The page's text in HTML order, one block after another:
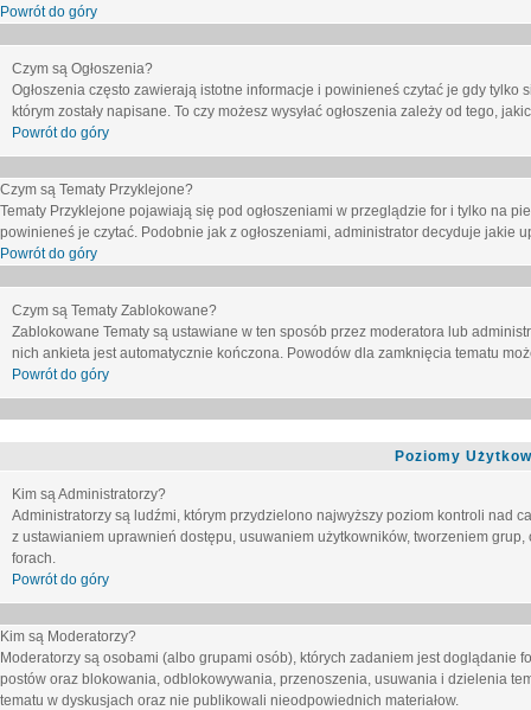
Powrót do góry
Czym są Ogłoszenia?
Ogłoszenia często zawierają istotne informacje i powinieneś czytać je gdy
którym zostały napisane. To czy możesz wysyłać ogłoszenia zależy od tego,
Powrót do góry
Czym są Tematy Przyklejone?
Tematy Przyklejone pojawiają się pod ogłoszeniami w przeglądzie for i tylko na
powinieneś je czytać. Podobnie jak z ogłoszeniami, administrator decyduje
Powrót do góry
Czym są Tematy Zablokowane?
Zablokowane Tematy są ustawiane w ten sposób przez moderatora lub
nich ankieta jest automatycznie kończona. Powodów dla zamknięcia tematu
Powrót do góry
Poziomy
Kim są Administratorzy?
Administratorzy są ludźmi, którym przydzielono najwyższy poziom kontroli nad
z ustawianiem uprawnień dostępu, usuwaniem użytkowników, tworzeniem
forach.
Powrót do góry
Kim są Moderatorzy?
Moderatorzy są osobami (albo grupami osób), których zadaniem jest
postów oraz blokowania, odblokowywania, przenoszenia, usuwania i dzielenia
tematu w dyskusjach oraz nie publikowali nieodpowiednich materiałow.